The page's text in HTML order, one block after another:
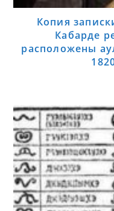
Копия
Кабарде
расположены